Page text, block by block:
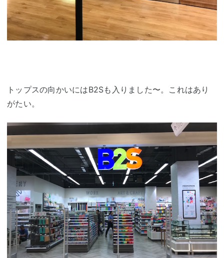
トップスの向かいにはB2Sも入りました〜。これはあり
がたい。